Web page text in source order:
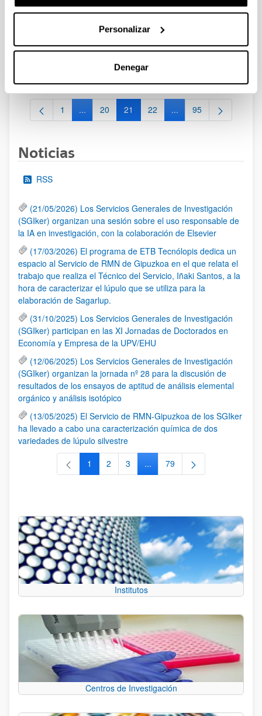
Personalizar
Denegar
[IKERMUGIKORTASUNA] Programa de movilidad del
personal investigador doctor del Gobierno Vasco 2025
Plazo de presentación cerrado (Fecha de fin del plazo de
diciembre de 2024 a las 8:00 horas
Página
1 ...Páginas intermedias Use TAB para desplazarse.
Página
20 Página
21 Página
22 ...Páginas intermedias
Página
95
Noticias
RSS
(21/05/2026) Los Servicios Generales de Investigación
(SGIker) organizan una sesión sobre el uso responsable de
la IA en investigación, con la colaboración de Elsevier
(17/03/2026) El programa de ETB Tecnólopis dedica un
espacio al Servicio de RMN de Gipuzkoa en el que relata el
trabajo que realiza el Técnico del Servicio, Iñaki Santos, a la
hora de caracterizar el lúpulo que se utiliza para la
elaboración de Sagarlup.
(31/10/2025) Los Servicios Generales de Investigación
(SGIker) participan en las XI Jornadas de Doctorados en
Economía y Empresa de la UPV/EHU
(12/06/2025) Los Servicios Generales de Investigación
(SGIker) organizan la jornada nº 28 para la discusión de
resultados de los ensayos de aptitud de análisis elemental
orgánico y análisis isotópico
(13/05/2025) El Servicio de RMN-Gipuzkoa de los SGIker
ha llevado a cabo una caracterización química de dos
variedades de lúpulo silvestre
Página
1 Página
2 Página
3 ...Páginas intermedias Use TAB
Página
79
Institutos
Centros de Investigación